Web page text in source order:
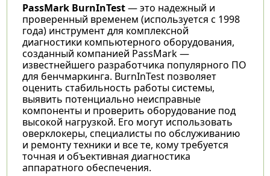
PassMark BurnInTest— это надежный и
проверенный временем (используется с 1998
года) инструмент для комплексной
диагностики компьютерного оборудования,
созданный компанией PassMark —
известнейшего разработчика популярного ПО
для бенчмаркинга. BurnInTest позволяет
оценить стабильность работы системы,
выявить потенциально неисправные
компоненты и проверить оборудование под
высокой нагрузкой. Его могут использовать
оверклокеры, специалисты по обслуживанию
и ремонту техники и все те, кому требуется
точная и объективная диагностика
аппаратного обеспечения.